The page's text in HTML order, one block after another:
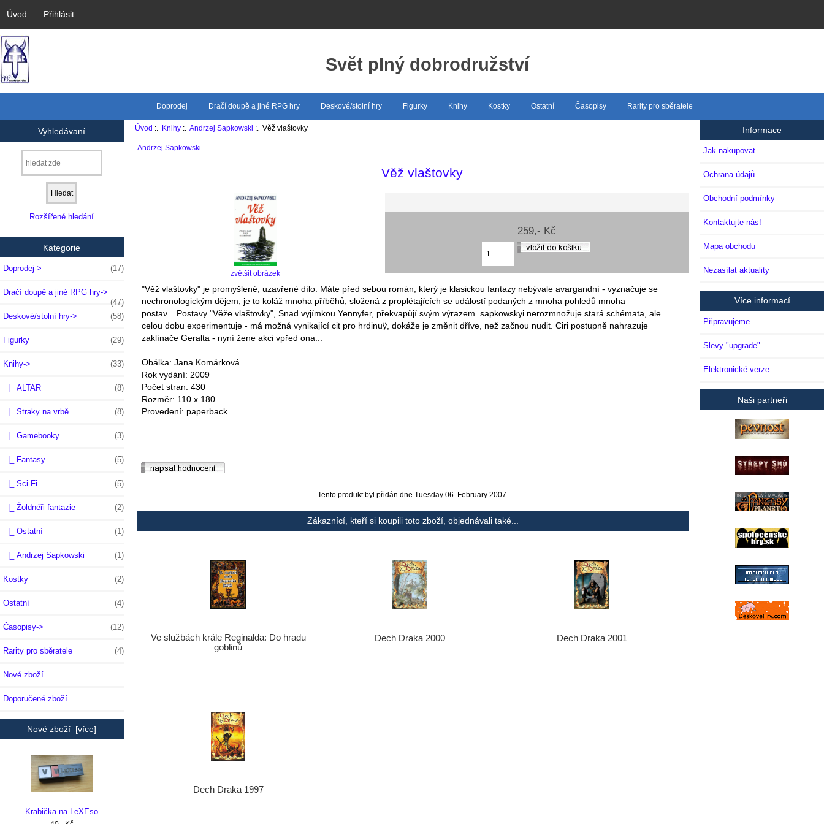
Úvod Přihlásit
Svět plný dobrodružství
Doprodej Dračí doupě a jiné RPG hry Deskové/stolní hry Figurky Knihy Kostky Ostatní Časopisy Rarity pro sběratele
Vyhledávaní
Rozšířené hledání
Kategorie
Doprodej-> (17)
Dračí doupě a jiné RPG hry->
(47)
Deskové/stolní hry->
(58)
Figurky (29)
Knihy-> (33)
|_ ALTAR (8)
|_ Straky na vrbě (8)
|_ Gamebooky (3)
|_ Fantasy (5)
|_ Sci-Fi (5)
|_ Žoldnéři fantazie (2)
|_ Ostatní (1)
|_ Andrzej Sapkowski (1)
Kostky (2)
Ostatní (4)
Časopisy-> (12)
Rarity pro sběratele (4)
Nové zboží ...
Doporučené zboží ...
Nové zboží [více]
Krabička na LeXEso
Úvod :. Knihy :.Andrzej Sapkowski :. Věž vlaštovky
Andrzej Sapkowski
Věž vlaštovky
zvětšit obrázek
259,- Kč
"Věž vlaštovky" je promyšlené, uzavřené dílo. Máte před sebou román, který je klasickou fantazy nebývale avargandní - vyznačuje se
nechronologickým dějem, je to koláž mnoha příběhů, složená z proplétajících se událostí podaných z mnoha pohledů mnoha
postav....Postavy "Věže vlaštovky", Snad vyjímkou Yennyfer, překvapůjí svým výrazem. sapkowskyi nerozmnožuje stará schémata, ale
celou dobu experimentuje - má možná vynikající cit pro hrdinuÿ, dokáže je změnit dříve, než začnou nudit. Ciri postupně nahrazuje
zaklínače Geralta - nyní žene akci vpřed ona...
Obálka: Jana Komárková
Rok vydání: 2009
Počet stran: 430
Rozměr: 110 x 180
Provedení: paperback
Tento produkt byl přidán dne Tuesday 06. February 2007.
Zákaznící, kteří si koupili toto zboží, objednávali také...
Ve službách krále Reginalda: Do hradu
goblinů
Dech Draka 2000 Dech Draka 2001
Dech Draka 1997
Informace
Jak nakupovat
Ochrana údajů
Obchodní podmínky
Kontaktujte nás!
Mapa obchodu
Nezasílat aktuality
Více informací
Připravujeme
Slevy "upgrade"
Elektronické verze
Naši partneři